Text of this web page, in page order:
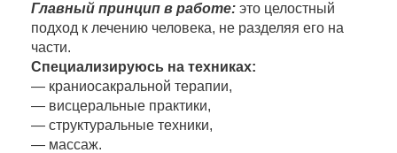
Главный принцип в работе: это целостный
подход к лечению человека, не разделяя его на
части.
Специализируюсь на техниках:
— краниосакральной терапии,
— висцеральные практики,
— структуральные техники,
— массаж.